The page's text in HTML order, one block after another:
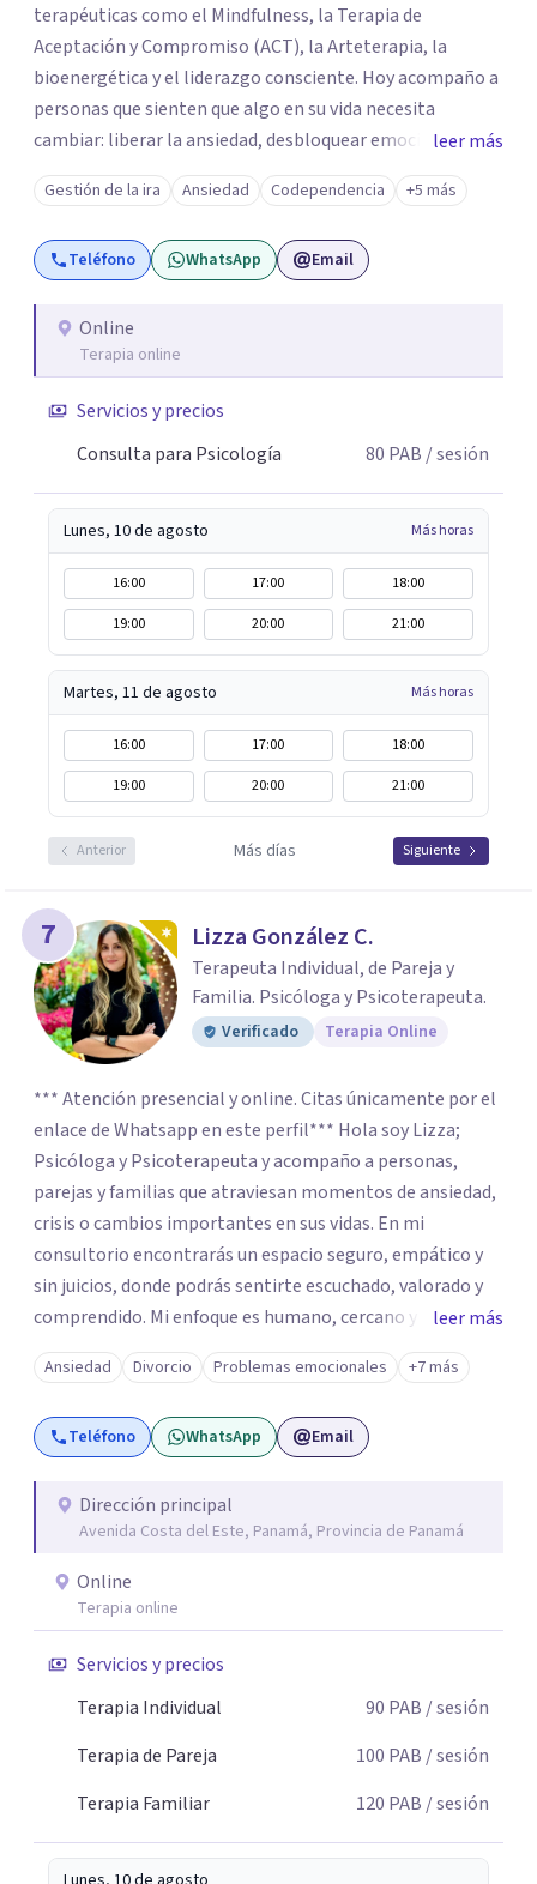
terapéuticas como el Mindfulness, la Terapia de
Aceptación y Compromiso (ACT), la Arteterapia, la
bioenergética y el liderazgo consciente. Hoy acompaño a
personas que sienten que algo en su vida necesita
cambiar: liberar la ansiedad, desbloquear emociones,
atravesar crisis personales o reconectar con un propósito
que les permita vivir con mayor bienestar y plenitud. A
través de mi guía podrás comprender el origen de tus
patrones emocionales y generar cambios reales y
y transformación. Creo profundamente que cada persona
tiene dentro de sí los recursos; a veces solo necesitamos
herramientas adecuadas para poder verlo con claridad.
leer más
Gestión de la ira Ansiedad Codependencia +5 más
Teléfono WhatsApp Email
Online
Terapia online
Servicios y precios
Consulta para Psicología
80 PAB / sesión
Lunes, 10 de agosto Más horas
16:00 17:00
18:00
19:00
20:00 21:00
Martes, 11 de agosto Más horas
16:00 17:00
18:00
19:00
20:00 21:00
Anterior Más días Siguiente
7 Lizza González C.
Terapeuta Individual, de Pareja y
Familia. Psicóloga y Psicoterapeuta.
Verificado Terapia Online
*** Atención presencial y online. Citas únicamente por el
enlace de Whatsapp en este perfil*** Hola soy Lizza;
Psicóloga y Psicoterapeuta y acompaño a personas,
parejas y familias que atraviesan momentos de ansiedad,
crisis o cambios importantes en sus vidas. En mi
consultorio encontrarás un espacio seguro, empático y
sin juicios, donde podrás sentirte escuchado, valorado y
comprendido. Mi enfoque es humano, cercano y
respetuoso de tu historia, y siempre trabajando a tu
ritmo para ayudarte a encontrar mayor calma, claridad y
conexión emocional.
leer más
Ansiedad Divorcio Problemas emocionales +7 más
Teléfono WhatsApp Email
Dirección principal
Avenida Costa del Este, Panamá, Provincia de Panamá
Online
Terapia online
Servicios y precios
Terapia Individual
90 PAB / sesión
Terapia de Pareja
100 PAB / sesión
Terapia Familiar
120 PAB / sesión